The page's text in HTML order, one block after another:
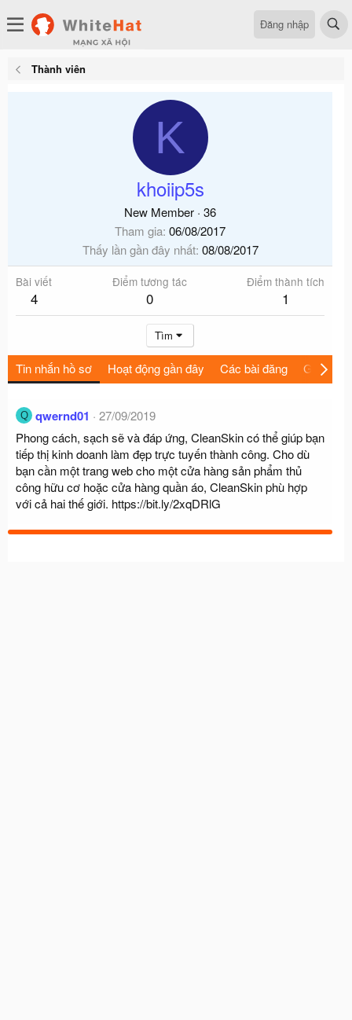
Đăng nhập
Thành viên
K
khoiip5s
New Member · 36
Tham gia 06/08/2017
Thấy lần gần đây nhất 08/08/2017
Bài viết
4
Điểm tương tác
0
Điểm thành tích
1
Tìm
Tin nhắn hồ sơ Hoạt động gần đây Các bài đăng Giới thiệu
Q qwernd01
27/09/2019
Phong cách, sạch sẽ và đáp ứng, CleanSkin có thể giúp bạn
tiếp thị kinh doanh làm đẹp trực tuyến thành công. Cho dù
bạn cần một trang web cho một cửa hàng sản phẩm thủ
công hữu cơ hoặc cửa hàng quần áo, CleanSkin phù hợp
với cả hai thế giới. https://bit.ly/2xqDRlG